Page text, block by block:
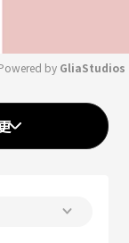
Mute
by GliaStudios